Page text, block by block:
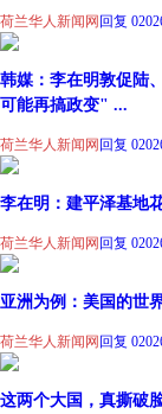
荷兰华人新闻网 回复 0
韩媒：李在明敦促陆
可能再搞政变" ...
荷兰华人新闻网 回复 0
李在明：建平泽基地
荷兰华人新闻网 回复 0
亚洲为例：美国的世
荷兰华人新闻网 回复 0
这两个大国，真撕破